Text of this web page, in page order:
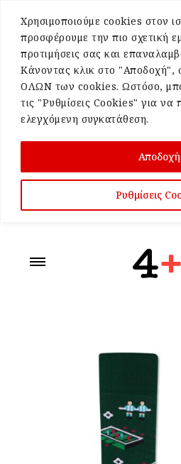
Χρησιμοποιούμε cookies στον
προσφέρουμε την πιο σχετική
προτιμήσεις σας και
Κάνοντας κλικ στο "Αποδοχή",
ΟΛΩΝ των cookies. Ωστόσο,
τις "Ρυθμίσεις Cookies" για να
ελεγχόμενη συγκατάθεση.
Ρυθμίσεις
Αποδοχή